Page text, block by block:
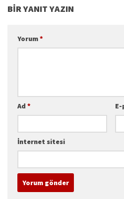
BIR YANIT YAZIN
Yorum*
Ad *
İnternet sitesi